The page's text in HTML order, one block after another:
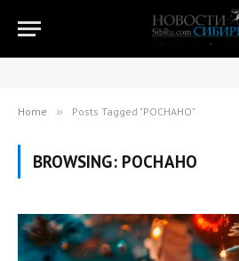
Home » Posts Tagged "РОСНАНО"
BROWSING: РОСНАНО